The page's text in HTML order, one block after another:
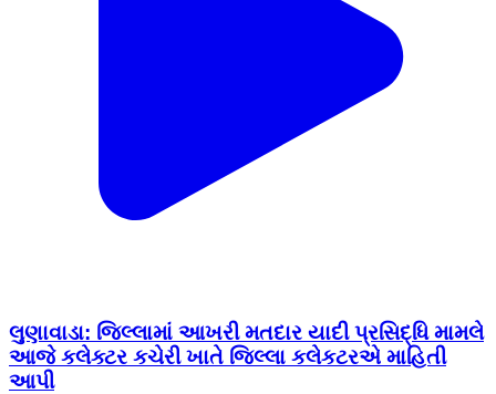
લુણાવાડા: જિલ્લામાં આખરી મતદાર યાદી પ્રસિદ્ધિ મામલે
આજે કલેક્ટર કચેરી ખાતે જિલ્લા કલેકટરએ માહિતી
આપી